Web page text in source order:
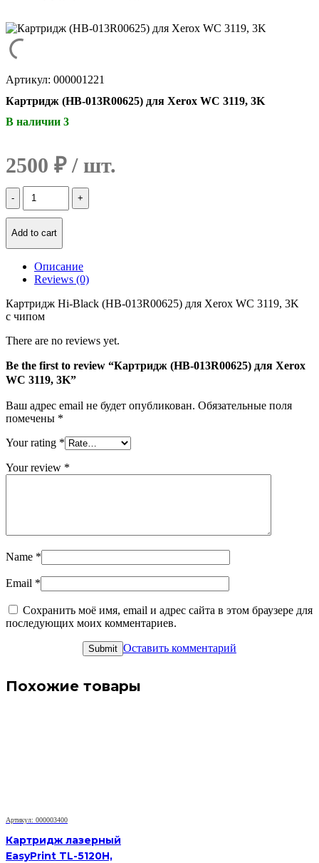
Артикул: 000001221
Картридж (HB-013R00625) для Xerox WC 3119, 3K
В наличии 3
2500 ₽
Количество
Картридж
(HB-
013R00625)
WC
3119,
Add to cart
Описание
Reviews (0)
Картридж Hi-Black (HB-013R00625) для Xerox WC 3119, 3K
с чипом
There are no reviews yet.
Be the first to review “Картридж (HB-013R00625) для Xerox
WC 3119, 3K”
Ваш адрес email не будет опубликован. Обязательные поля
помечены *
Your rating *
Your review *
Name *
Email *
Сохранить моё имя, email и адрес сайта в этом браузере для
последующих моих комментариев.
Оставить комментарий
Похожие товары
Артикул: 000003400
Картридж лазерный
EasyPrint TL-5120H,